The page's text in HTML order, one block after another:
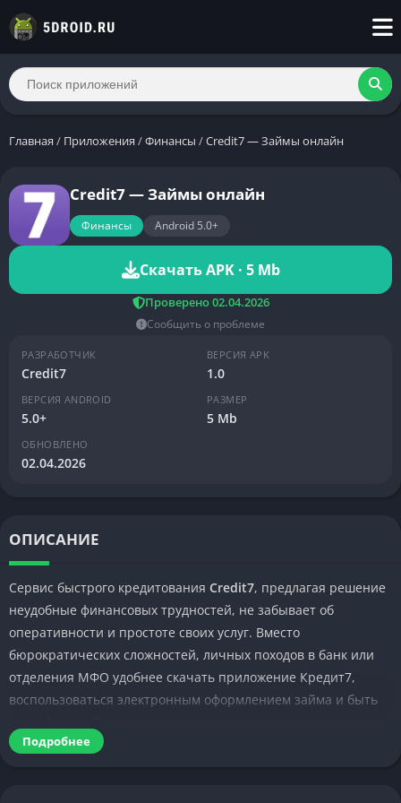
Главная / Приложения /Финансы /Credit7 — Займы онлайн
Credit7 — Займы онлайн
Финансы Android 5.0+
Скачать APK · 5 Mb
Проверено 02.04.2026
Сообщить о проблеме
РАЗРАБОТЧИК
Credit7
ВЕРСИЯ APK
1.0
ВЕРСИЯ ANDROID
5.0+
РАЗМЕР
5 Mb
ОБНОВЛЕНО
02.04.2026
ОПИСАНИЕ
Сервис быстрого кредитования Credit7, предлагая решение
неудобные финансовых трудностей, не забывает об
оперативности и простоте своих услуг. Вместо
бюрократических сложностей, личных походов в банк или
отделения МФО удобнее скачать приложение Кредит7,
воспользоваться электронным оформлением займа и быть
Условия займа через приложение Credit7
Подробнее